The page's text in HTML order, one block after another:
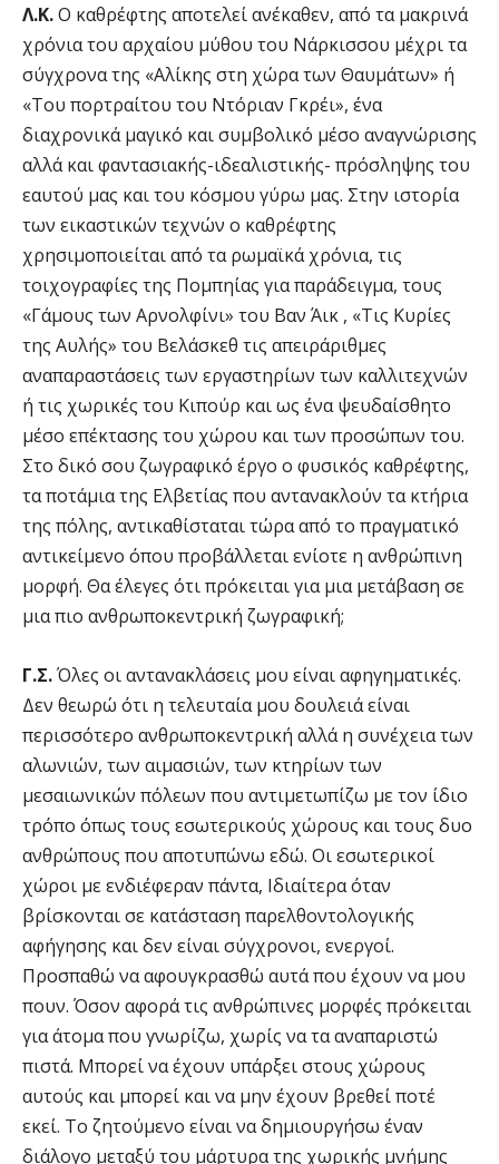
Λ.Κ.Ο καθρέφτης αποτελεί ανέκαθεν, από τα μακρινά
χρόνια του αρχαίου μύθου του Νάρκισσου μέχρι τα
σύγχρονα της «Αλίκης στη χώρα των Θαυμάτων» ή
«Του πορτραίτου του Ντόριαν Γκρέι», ένα
διαχρονικά μαγικό και συμβολικό μέσο αναγνώρισης
αλλά και φαντασιακής-ιδεαλιστικής- πρόσληψης του
εαυτού μας και του κόσμου γύρω μας. Στην ιστορία
των εικαστικών τεχνών ο καθρέφτης
χρησιμοποιείται από τα ρωμαϊκά χρόνια, τις
τοιχογραφίες της Πομπηίας για παράδειγμα, τους
«Γάμους των Αρνολφίνι» του Βαν Άικ , «Τις Κυρίες
της Αυλής» του Βελάσκεθ τις απειράριθμες
αναπαραστάσεις των εργαστηρίων των καλλιτεχνών
ή τις χωρικές του Κιπούρ και ως ένα ψευδαίσθητο
μέσο επέκτασης του χώρου και των προσώπων του.
Στο δικό σου ζωγραφικό έργο ο φυσικός καθρέφτης,
τα ποτάμια της Ελβετίας που αντανακλούν τα κτήρια
της πόλης, αντικαθίσταται τώρα από το πραγματικό
αντικείμενο όπου προβάλλεται ενίοτε η ανθρώπινη
μορφή. Θα έλεγες ότι πρόκειται για μια μετάβαση σε
μια πιο ανθρωποκεντρική ζωγραφική;
Γ.Σ.Όλες οι αντανακλάσεις μου είναι αφηγηματικές.
Δεν θεωρώ ότι η τελευταία μου δουλειά είναι
περισσότερο ανθρωποκεντρική αλλά η συνέχεια των
αλωνιών, των αιμασιών, των κτηρίων των
μεσαιωνικών πόλεων που αντιμετωπίζω με τον ίδιο
τρόπο όπως τους εσωτερικούς χώρους και τους δυο
ανθρώπους που αποτυπώνω εδώ. Οι εσωτερικοί
χώροι με ενδιέφεραν πάντα, Ιδιαίτερα όταν
βρίσκονται σε κατάσταση παρελθοντολογικής
αφήγησης και δεν είναι σύγχρονοι, ενεργοί.
Προσπαθώ να αφουγκρασθώ αυτά που έχουν να μου
πουν. Όσον αφορά τις ανθρώπινες μορφές πρόκειται
για άτομα που γνωρίζω, χωρίς να τα αναπαριστώ
πιστά. Μπορεί να έχουν υπάρξει στους χώρους
αυτούς και μπορεί και να μην έχουν βρεθεί ποτέ
εκεί. Το ζητούμενο είναι να δημιουργήσω έναν
διάλογο μεταξύ του μάρτυρα της χωρικής μνήμης